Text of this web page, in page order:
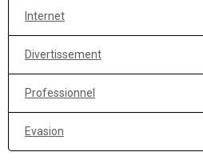
Internet
Divertissement
Professionnel
Evasion